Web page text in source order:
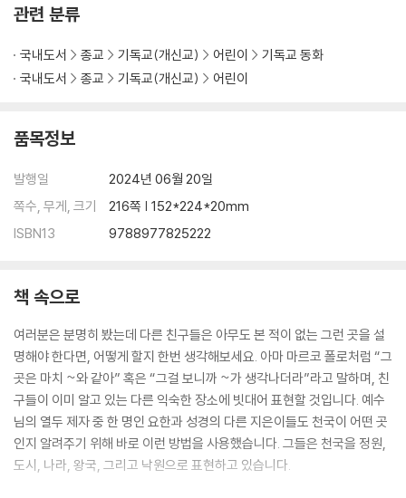
웃을 수 있나요 · 천국에서도 신나게 놀 수 있나요 · 천국에도 스포츠가 있
와 사업체가 있을까요 · 천국에서도 컴퓨터나 다른 기술들이 계속 존재할
까요 · 천국에서 여행은 어떻게 다닐 수 있나요 · 우리는 우주를 탐험하게
예수님은 누구신가요 · 우리도 천국 결혼 잔치에 초대받았나요
에밀리는 왜 슬퍼하지 않았나요? · 천국을 기대하며 이제 어떻게 살아가야
마치는 이야기
관련 분류
국내도서 종교 기독교(개신교) 어린이
기독교 동화
국내도서
종교 기독교(개신교) 어린이
품목정보
발행일
2024년 06월 20일
쪽수, 무게, 크기
216쪽 | 152*224*20mm
ISBN13
9788977825222
책 속으로
여러분은 분명히 봤는데 다른 친구들은 아무도 본 적이 없는 그런 곳을 설
명해야 한다면, 어떻게 할지 한번 생각해보세요. 아마 마르코 폴로처럼 “그
곳은 마치 ~와 같아” 혹은 “그걸 보니까 ~가 생각나더라”라고 말하며, 친
구들이 이미 알고 있는 다른 익숙한 장소에 빗대어 표현할 것입니다. 예수
님의 열두 제자 중 한 명인 요한과 성경의 다른 지은이들도 천국이 어떤 곳
인지 알려주기 위해 바로 이런 방법을 사용했습니다. 그들은 천국을 정원,
도시, 나라, 왕국, 그리고 낙원으로 표현하고 있습니다.